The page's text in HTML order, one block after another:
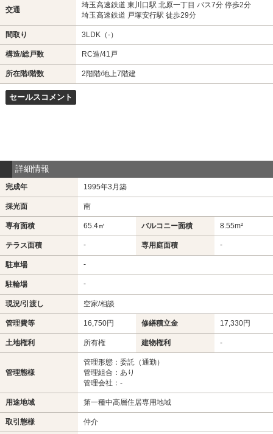
交通
埼玉高速鉄道 東川口駅 北原一丁目 バス7分 停歩2分
埼玉高速鉄道 戸塚安行駅 徒歩29分
間取り 3LDK（-）
構造/総戸数 RC造/41戸
所在階/階数 2階階/地上7階建
セールスコメント
詳細情報
完成年 1995年3月築
採光面 南
専有面積 65.4㎡ バルコニー面積 8.55m²
テラス面積 - 専用庭面積 -
駐車場 -
駐輪場 -
現況/引渡し 空家/相談
管理費等 16,750円 修繕積立金 17,330円
土地権利 所有権 建物権利 -
管理態様
管理形態：委託（通勤）
管理組合：あり
管理会社：-
用途地域 第一種中高層住居専用地域
取引態様 仲介